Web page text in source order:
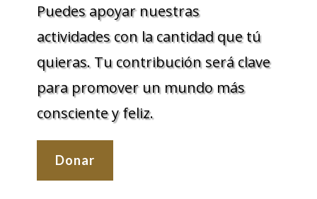
Puedes apoyar nuestras
actividades con la cantidad que tú
quieras. Tu contribución será clave
para promover un mundo más
consciente y feliz.
Donar